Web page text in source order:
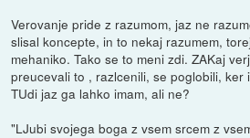
Verovanje pride z razumom, jaz ne
slisal koncepte, in to nekaj razumem,
mehaniko. Tako se to meni zdi. ZAKaj
preucevali to , razlcenili, se poglobili, ker
TUdi jaz ga lahko imam, ali ne?
"LJubi svojega boga z vsem srcem z